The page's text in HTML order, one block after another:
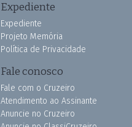
Expediente
Expediente
Projeto Memória
Política de Privacidade
Fale conosco
Fale com o Cruzeiro
Atendimento ao Assinante
Anuncie no Cruzeiro